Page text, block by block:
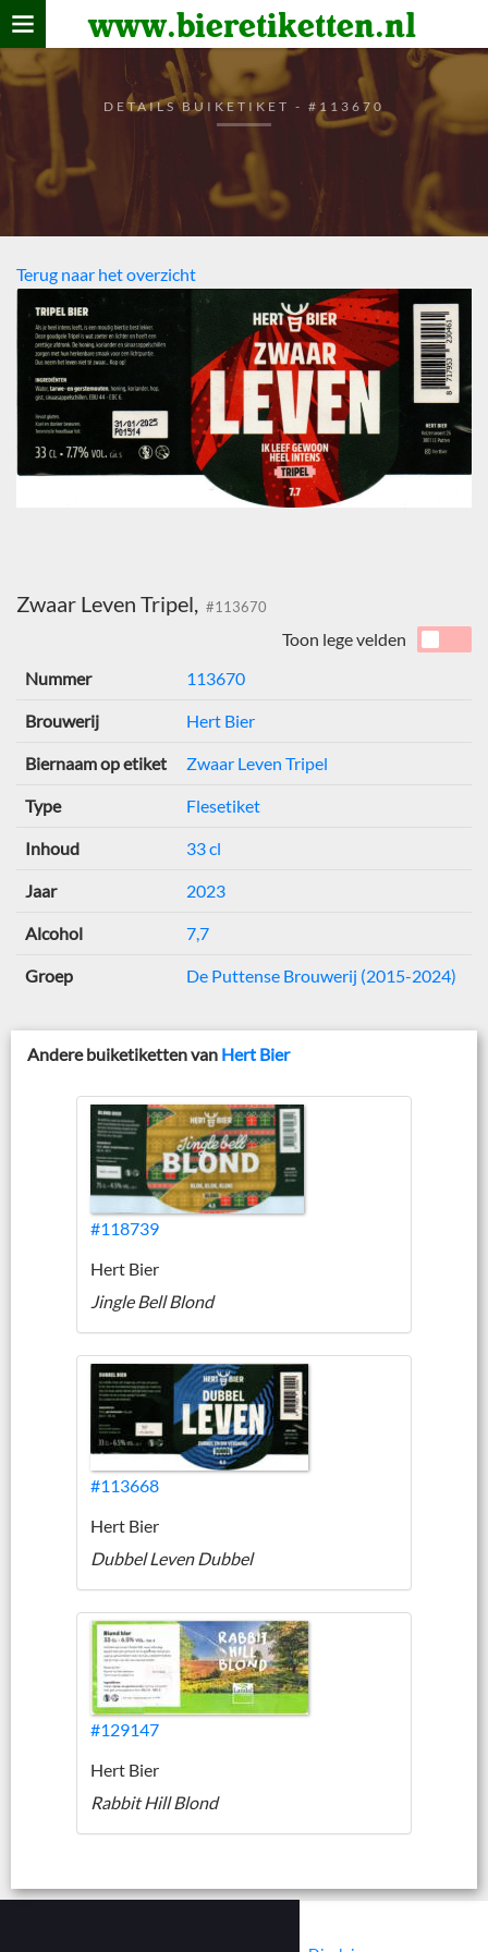
www.bieretiketten.nl
Home
verzamelen
De bierkaart
Bezoekers
DETAILS BUIKETIKET - #113670
Terug naar het overzicht
Zwaar Leven Tripel, #113670
Toon lege velden
Nummer
113670
Brouwerij Hert Bier
Biernaam op etiket Zwaar Leven Tripel
Type Flesetiket
Inhoud 33 cl
Jaar 2023
Alcohol 7,7
Groep De Puttense Brouwerij (2015-2024)
Andere buiketiketten van Hert Bier
#118739
Hert Bier
Jingle Bell Blond
#113668
Hert Bier
Dubbel Leven Dubbel
#129147
Hert Bier
Rabbit Hill Blond